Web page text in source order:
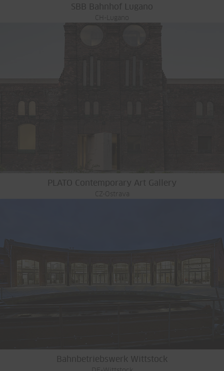
SBB Bahnhof Lugano
CH-Lugano
PLATO Contemporary Art Gallery
CZ-Ostrava
Bahnbetriebswerk Wittstock